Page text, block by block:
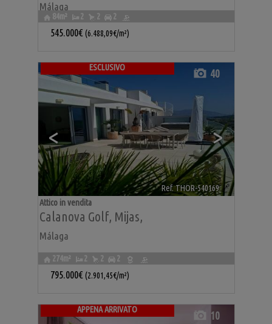
Málaga
84m² 2 2 2
545.000€ (6.488,09€/m²)
ESCLUSIVO
< >
40
Ref. THOR-540169🔗
Calanova Golf, Mijas,
Málaga
Attico in vendita
274m² 2 2 2
795.000€ (2.901,45€/m²)
APPENA ARRIVATO 10